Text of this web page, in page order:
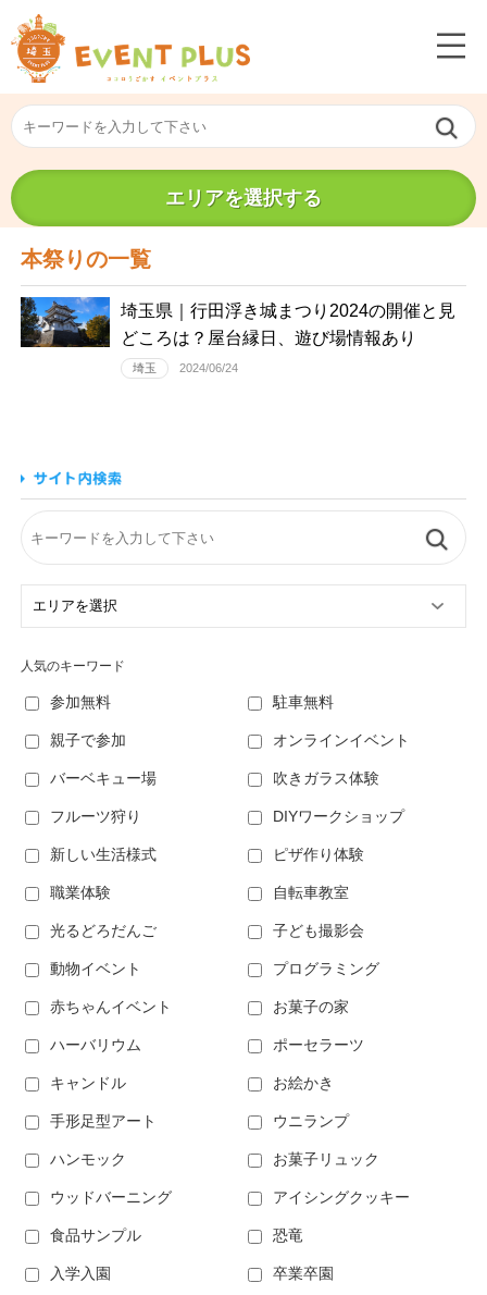
エリアを選択する
本祭りの一覧
埼玉県｜行田浮き城まつり2024の開催と見
どころは？屋台縁日、遊び場情報あり
埼玉 2024/06/24
人気のキーワード
参加無料 駐車無料
親子で参加 オンラインイベント
バーベキュー場 吹きガラス体験
フルーツ狩り DIYワークショップ
新しい生活様式 ピザ作り体験
職業体験 自転車教室
光るどろだんご 子ども撮影会
動物イベント プログラミング
赤ちゃんイベント お菓子の家
ハーバリウム ポーセラーツ
キャンドル お絵かき
手形足型アート ウニランプ
ハンモック お菓子リュック
ウッドバーニング アイシングクッキー
食品サンプル 恐竜
入学入園 卒業卒園